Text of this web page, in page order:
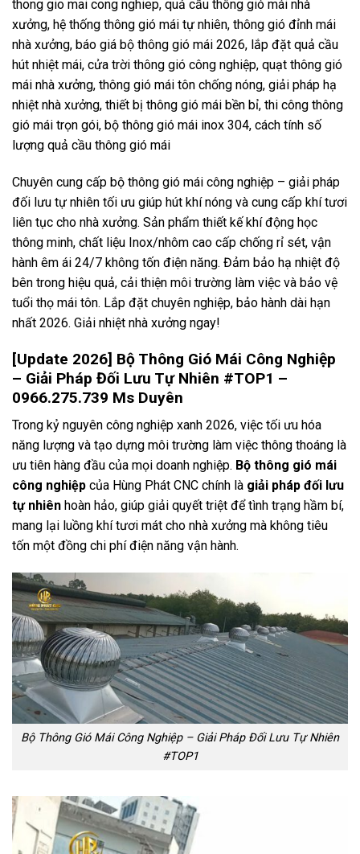
thong gio mai cong nghiep, quả cầu thông gió mái nhà
xưởng, hệ thống thông gió mái tự nhiên, thông gió đỉnh mái
nhà xưởng, báo giá bộ thông gió mái 2026, lắp đặt quả cầu
hút nhiệt mái, cửa trời thông gió công nghiệp, quạt thông gió
mái nhà xưởng, thông gió mái tôn chống nóng, giải pháp hạ
nhiệt nhà xưởng, thiết bị thông gió mái bền bỉ, thi công thông
gió mái trọn gói, bộ thông gió mái inox 304, cách tính số
lượng quả cầu thông gió mái
Chuyên cung cấp bộ thông gió mái công nghiệp – giải pháp
đối lưu tự nhiên tối ưu giúp hút khí nóng và cung cấp khí tươi
liên tục cho nhà xưởng. Sản phẩm thiết kế khí động học
thông minh, chất liệu Inox/nhôm cao cấp chống rỉ sét, vận
hành êm ái 24/7 không tốn điện năng. Đảm bảo hạ nhiệt độ
bên trong hiệu quả, cải thiện môi trường làm việc và bảo vệ
tuổi thọ mái tôn. Lắp đặt chuyên nghiệp, bảo hành dài hạn
nhất 2026. Giải nhiệt nhà xưởng ngay!
[Update 2026] Bộ Thông Gió Mái Công Nghiệp
– Giải Pháp Đối Lưu Tự Nhiên #TOP1 –
0966.275.739 Ms Duyên
Trong kỷ nguyên công nghiệp xanh 2026, việc tối ưu hóa
năng lượng và tạo dựng môi trường làm việc thông thoáng là
ưu tiên hàng đầu của mọi doanh nghiệp. Bộ thông gió mái
công nghiệp của Hùng Phát CNC chính là giải pháp đối lưu
tự nhiên hoàn hảo, giúp giải quyết triệt để tình trạng hầm bí,
mang lại luồng khí tươi mát cho nhà xưởng mà không tiêu
tốn một đồng chi phí điện năng vận hành.
Bộ Thông Gió Mái Công Nghiệp – Giải Pháp Đối Lưu Tự Nhiên
#TOP1